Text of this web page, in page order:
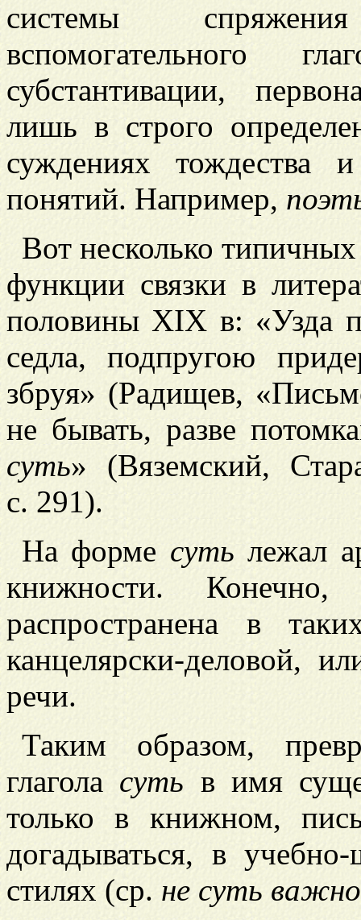
системы
вспомогательного
субстантивации,
лишь в строго
суждениях тождества
понятий. Например,
Вот несколько
функции связки в
половины XIX в: «Узда
седла, подпругою
збруя» (Радищев,
не бывать, разве
суть» (Вяземский,
с. 291).
На форме суть лежал
книжности.
распространена в
канцелярски-деловой,
речи.
Таким образом,
глагола суть в имя
только в книжном,
догадываться, в
стилях (ср. не суть важно